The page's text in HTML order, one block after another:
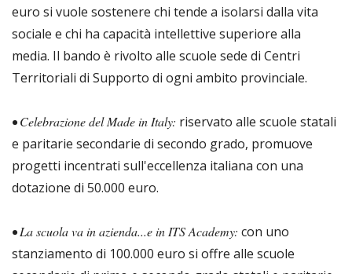
euro si vuole sostenere chi tende a isolarsi dalla vita
sociale e chi ha capacità intellettive superiore alla
media. Il bando è rivolto alle scuole sede di Centri
Territoriali di Supporto di ogni ambito provinciale.
• Celebrazione del Made in Italy: riservato alle scuole statali
e paritarie secondarie di secondo grado, promuove
progetti incentrati sull'eccellenza italiana con una
dotazione di 50.000 euro.
• La scuola va in azienda...e in ITS Academy: con uno
stanziamento di 100.000 euro si offre alle scuole